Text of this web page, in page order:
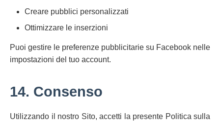
Creare pubblici personalizzati
Ottimizzare le inserzioni
Puoi gestire le preferenze pubblicitarie su Facebook nelle
impostazioni del tuo account.
14. Consenso
Utilizzando il nostro Sito, accetti la presente Politica sulla